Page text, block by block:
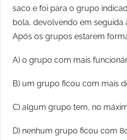
saco e foi para o grupo
bola, devolvendo em seguida
Após os grupos estarem
A) o grupo com mais
B) um grupo ficou com mais
C) algum grupo tem, no
D) nenhum grupo ficou com